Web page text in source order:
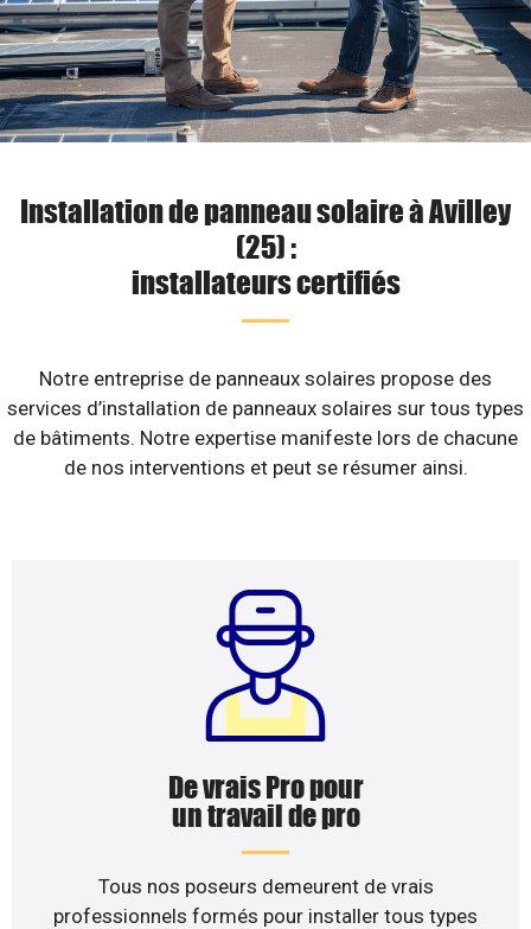
Installation de panneau solaire à Avilley
(25) :
installateurs certifiés
Notre entreprise de panneaux solaires propose des
services d’installation de panneaux solaires sur tous types
de bâtiments. Notre expertise manifeste lors de chacune
de nos interventions et peut se résumer ainsi.
De vrais Pro pour
un travail de pro
Tous nos poseurs demeurent de vrais
professionnels formés pour installer tous types